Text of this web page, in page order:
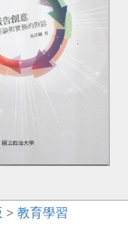
> 教育學習